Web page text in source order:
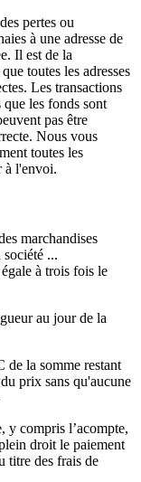
pertes ou
à une adresse de
Il est de la
toutes les adresses
Les transactions
les fonds sont
pas être
Nous vous
toutes les
à l'envoi.
marchandises
...
à trois fois le
au jour de la
de la somme restant
prix sans qu'aucune
y compris l’acompte,
droit le paiement
titre des frais de